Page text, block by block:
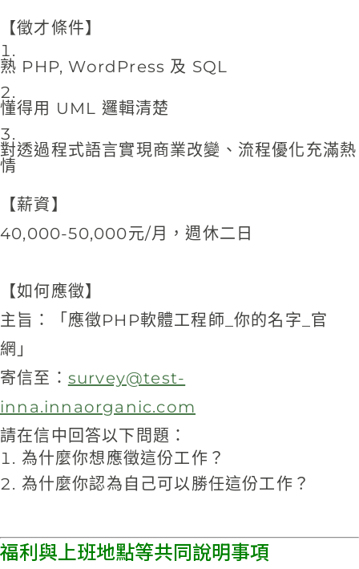
【徵才條件】
熟 PHP, WordPress 及 SQL
懂得用 UML 邏輯清楚
對透過程式語言實現商業改變、流程優化充滿熱
情
【薪資】
40,000-50,000元/月，週休二日
【如何應徵】
主旨：「應徵PHP軟體工程師_你的名字_官
網」
寄信至： survey@test-
inna.innaorganic.com
請在信中回答以下問題：
為什麼你想應徵這份工作？
為什麼你認為自己可以勝任這份工作？
福利與上班地點等共同說明事項